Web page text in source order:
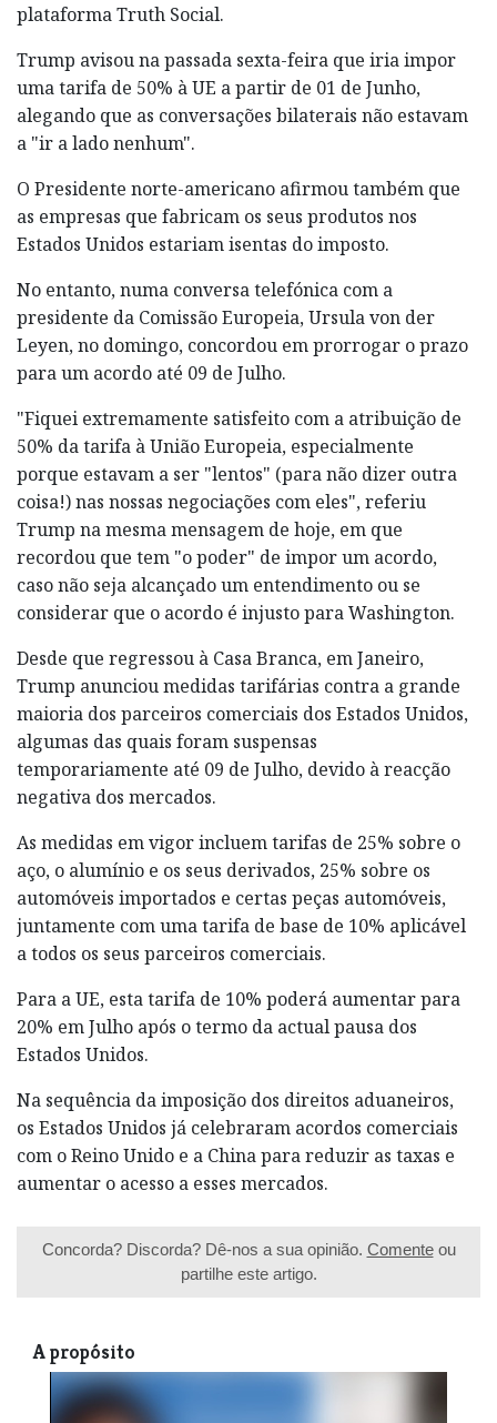
plataforma Truth Social.
Trump avisou na passada sexta-feira que iria impor
uma tarifa de 50% à UE a partir de 01 de Junho,
alegando que as conversações bilaterais não estavam
a "ir a lado nenhum".
O Presidente norte-americano afirmou também que
as empresas que fabricam os seus produtos nos
Estados Unidos estariam isentas do imposto.
No entanto, numa conversa telefónica com a
presidente da Comissão Europeia, Ursula von der
Leyen, no domingo, concordou em prorrogar o prazo
para um acordo até 09 de Julho.
"Fiquei extremamente satisfeito com a atribuição de
50% da tarifa à União Europeia, especialmente
porque estavam a ser "lentos" (para não dizer outra
coisa!) nas nossas negociações com eles", referiu
Trump na mesma mensagem de hoje, em que
recordou que tem "o poder" de impor um acordo,
caso não seja alcançado um entendimento ou se
considerar que o acordo é injusto para Washington.
Desde que regressou à Casa Branca, em Janeiro,
Trump anunciou medidas tarifárias contra a grande
maioria dos parceiros comerciais dos Estados Unidos,
algumas das quais foram suspensas
temporariamente até 09 de Julho, devido à reacção
negativa dos mercados.
As medidas em vigor incluem tarifas de 25% sobre o
aço, o alumínio e os seus derivados, 25% sobre os
automóveis importados e certas peças automóveis,
juntamente com uma tarifa de base de 10% aplicável
a todos os seus parceiros comerciais.
Para a UE, esta tarifa de 10% poderá aumentar para
20% em Julho após o termo da actual pausa dos
Estados Unidos.
Na sequência da imposição dos direitos aduaneiros,
os Estados Unidos já celebraram acordos comerciais
com o Reino Unido e a China para reduzir as taxas e
aumentar o acesso a esses mercados.
Concorda? Discorda? Dê-nos a sua opinião. Comenteou
partilhe este artigo.
A propósito